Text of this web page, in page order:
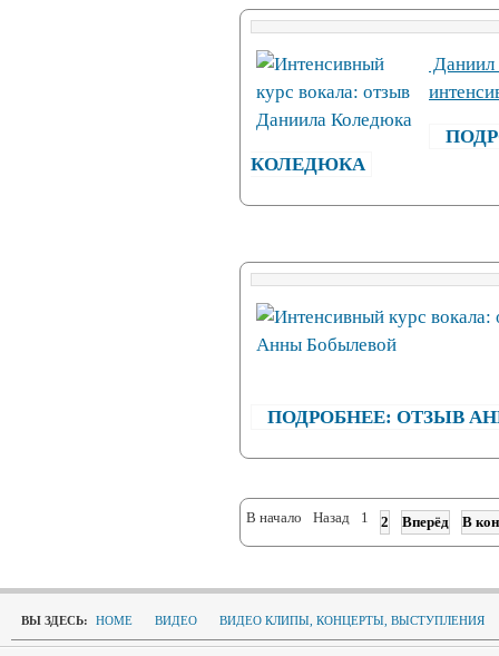
Даниил
КОЛЕДЮКА
ПОДРОБНЕЕ: ОТЗЫВ
В начало Назад 1 2 Вперёд В
ВЫ ЗДЕСЬ: HOME ВИДЕО ВИДЕО КЛИПЫ, КОНЦЕРТЫ, ВЫСТУПЛЕНИЯ